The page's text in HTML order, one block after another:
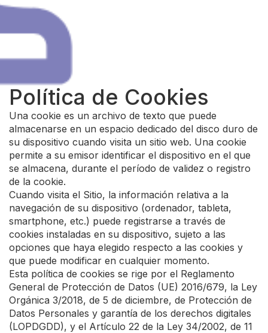
Política de Cookies
Una cookie es un archivo de texto que puede
almacenarse en un espacio dedicado del disco duro de
su dispositivo cuando visita un sitio web. Una cookie
permite a su emisor identificar el dispositivo en el que
se almacena, durante el período de validez o registro
de la cookie.
Cuando visita el Sitio, la información relativa a la
navegación de su dispositivo (ordenador, tableta,
smartphone, etc.) puede registrarse a través de
cookies instaladas en su dispositivo, sujeto a las
opciones que haya elegido respecto a las cookies y
que puede modificar en cualquier momento.
Esta política de cookies se rige por el Reglamento
General de Protección de Datos (UE) 2016/679, la Ley
Orgánica 3/2018, de 5 de diciembre, de Protección de
Datos Personales y garantía de los derechos digitales
(LOPDGDD), y el Artículo 22 de la Ley 34/2002, de 11